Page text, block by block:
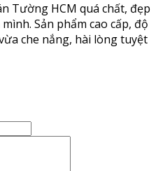
Tường HCM quá chất, đẹp
Sản phẩm cao cấp, độ
che nắng, hài lòng tuyệt